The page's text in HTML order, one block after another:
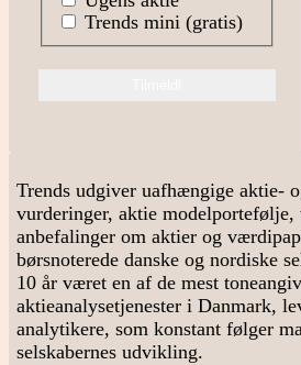
Trends mini (gratis)
Trends udgiver uafhængige aktie-
vurderinger, aktie modelportefølje,
anbefalinger om aktier og
børsnoterede danske og nordiske
10 år været en af de mest
aktieanalysetjenester i Danmark,
analytikere, som konstant følger
selskabernes udvikling.